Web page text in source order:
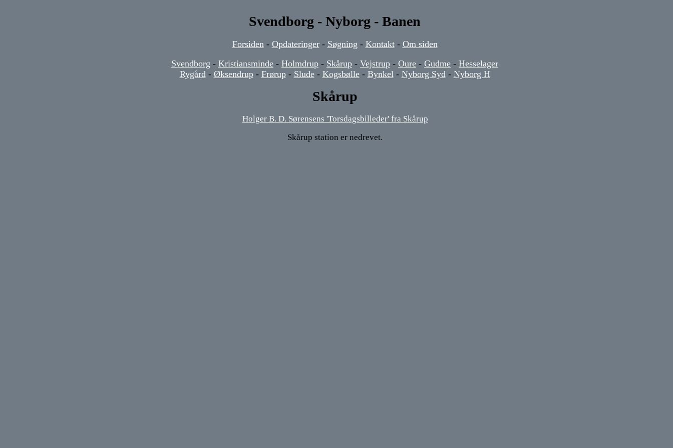
Svendborg - Nyborg - Banen
Forsiden - Opdateringer- Søgning - Kontakt- Om siden
Svendborg - Kristiansminde - Holmdrup - Skårup - Vejstrup - Oure - Gudme - Hesselager
Rygård - Øksendrup- Frørup- Slude- Kogsbølle- Bynkel - Nyborg Syd - Nyborg H
Skårup
Holger B. D. Sørensens 'Torsdagsbilleder' fra Skårup
Skårup station er nedrevet.